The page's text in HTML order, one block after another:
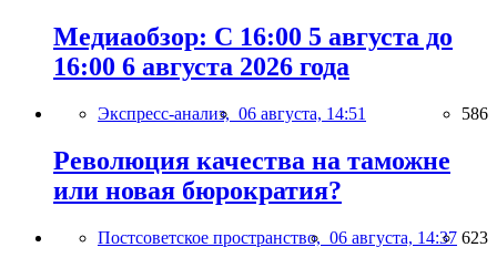
Медиаобзор: С 16:00 5 августа до
16:00 6 августа 2026 года
Экспресс-анализ, 06 августа, 14:51 586
Революция качества на таможне
или новая бюрократия?
Постсоветское пространство, 06 августа, 14:37 623